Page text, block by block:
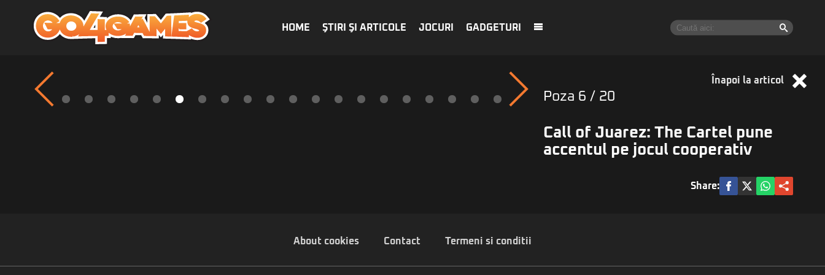
HOME ŞTIRI ŞI ARTICOLE JOCURI GADGETURI
Înapoi la articol
Poza 6 / 20
Call of Juarez: The Cartel pune
accentul pe jocul cooperativ
Share:
About cookies Contact Termeni si conditii